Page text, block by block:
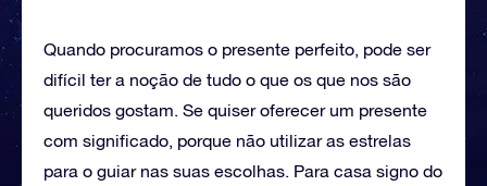
Quando procuramos o presente perfeito, pode ser
difícil ter a noção de tudo o que os que nos são
queridos gostam. Se quiser oferecer um presente
com significado, porque não utilizar as estrelas
para o guiar nas suas escolhas. Para casa signo do